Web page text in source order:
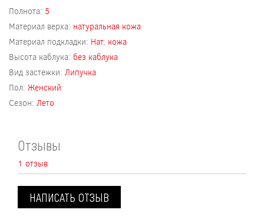
Полнота: 5
Материал верха: натуральная кожа
Материал подкладки: Нат. кожа
Высота каблука: без каблука
Вид застежки: Липучка
Пол: Женский
Сезон: Лето
Отзывы
1 отзыв
НАПИСАТЬ ОТЗЫВ